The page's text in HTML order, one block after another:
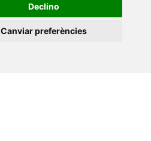
Declino
Canviar preferències